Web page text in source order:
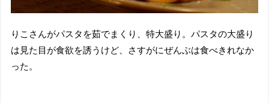
りこさんがパスタを茹でまくり、特大盛り。パスタの大盛り
は見た目が食欲を誘うけど、さすがにぜんぶは食べきれなか
った。